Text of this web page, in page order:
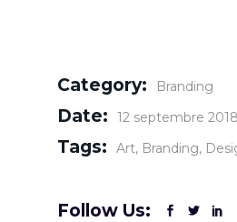
Category: Branding
Date: 12 septembre 2018
Tags: Art Branding
Follow Us: